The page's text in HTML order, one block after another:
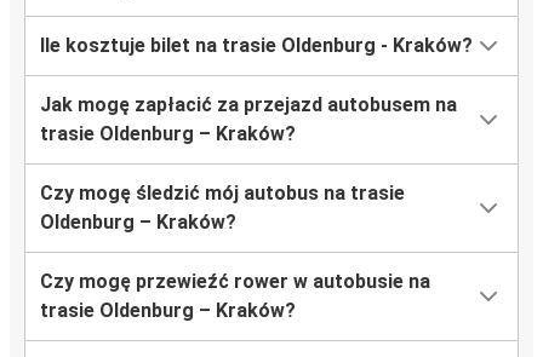
Ile kosztuje bilet na trasie Oldenburg - Kraków?
Jak mogę zapłacić za przejazd autobusem na
trasie Oldenburg – Kraków?
Czy mogę śledzić mój autobus na trasie
Oldenburg – Kraków?
Czy mogę przewieźć rower w autobusie na
trasie Oldenburg – Kraków?